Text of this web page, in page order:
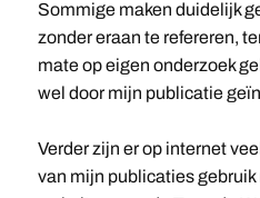
Sommige maken duidelijk
zonder eraan te refereren,
mate op eigen onderzoek
wel door mijn publicatie
Verder zijn er op internet
van mijn publicaties gebruik